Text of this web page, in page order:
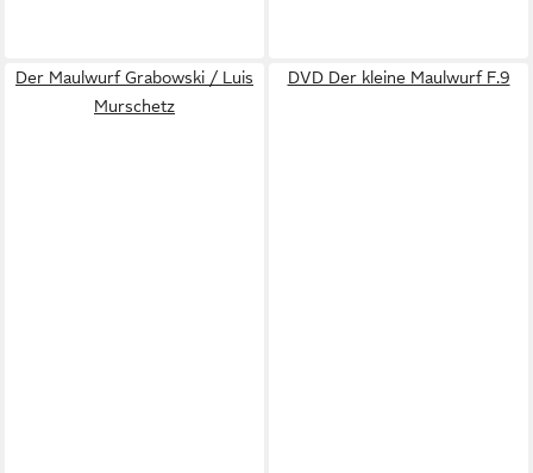
Der Maulwurf Grabowski / Luis
Murschetz
DVD Der kleine Maulwurf F.9